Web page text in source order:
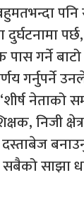
गर्ने
गर्नुपर्ने
नेताको
निजी
सबैको साझा